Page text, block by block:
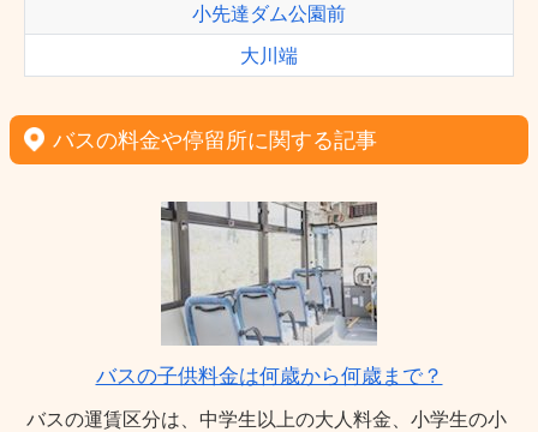
小先達ダム公園前
大川端
バスの料金や停留所に関する記事
バスの子供料金は何歳から何歳まで？
バスの運賃区分は、中学生以上の大人料金、小学生の小